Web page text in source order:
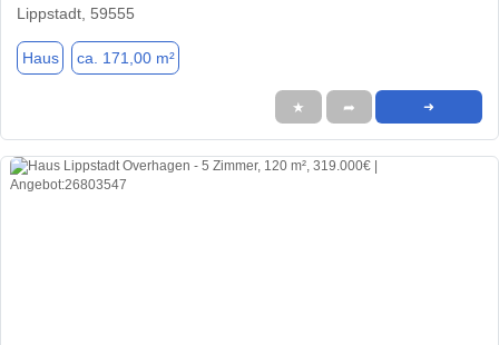
Lippstadt, 59555
Haus ca. 171,00 m²
★ ➦ ➜